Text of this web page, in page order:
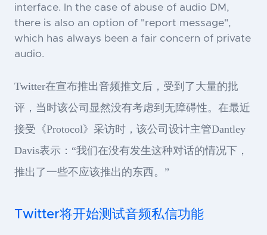
interface. In the case of abuse of audio DM,
there is also an option of "report message",
which has always been a fair concern of private
audio.
Twitter在宣布推出音频推文后，受到了大量的批
评，当时该公司显然没有考虑到无障碍性。在最近
接受《Protocol》采访时，该公司设计主管Dantley
Davis表示：“我们在没有发生这种对话的情况下，
推出了一些不应该推出的东西。”
Twitter将开始测试音频私信功能